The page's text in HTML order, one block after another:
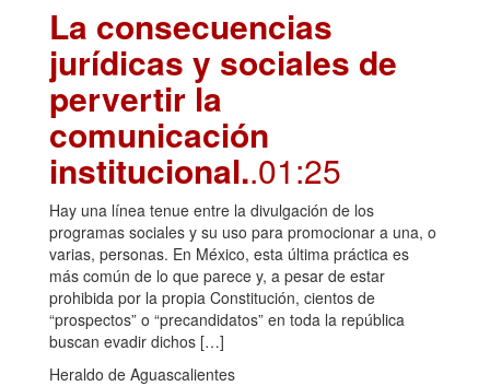
La consecuencias
jurídicas y sociales de
pervertir la
comunicación
institucional..01:25
Hay una línea tenue entre la divulgación de los
programas sociales y su uso para promocionar a una, o
varias, personas. En México, esta última práctica es
más común de lo que parece y, a pesar de estar
prohibida por la propia Constitución, cientos de
“prospectos” o “precandidatos” en toda la república
buscan evadir dichos […]
Heraldo de Aguascalientes